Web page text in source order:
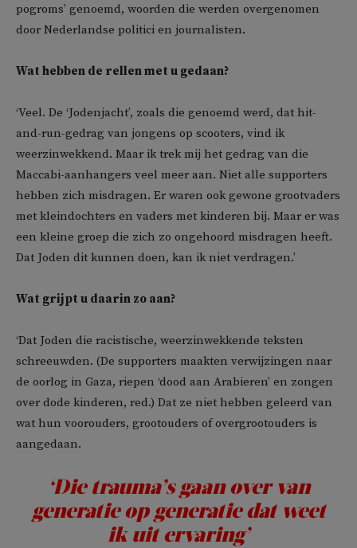
pogroms’ genoemd, woorden die werden overgenomen
door Nederlandse politici en journalisten.
Wat hebben de rellen met u gedaan?
‘Veel. De ‘Jodenjacht’, zoals die genoemd werd, dat hit-
and-run-gedrag van jongens op scooters, vind ik
weerzinwekkend. Maar ik trek mij het gedrag van die
Maccabi-aanhangers veel meer aan. Niet alle supporters
hebben zich misdragen. Er waren ook gewone grootvaders
met kleindochters en vaders met kinderen bij. Maar er was
een kleine groep die zich zo ongehoord misdragen heeft.
Dat Joden dit kunnen doen, kan ik niet verdragen.’
Wat grijpt u daarin zo aan?
‘Dat Joden die racistische, weerzinwekkende teksten
schreeuwden. (De supporters maakten verwijzingen naar
de oorlog in Gaza, riepen ‘dood aan Arabieren’ en zongen
over dode kinderen, red.) Dat ze niet hebben geleerd van
wat hun voorouders, grootouders of overgrootouders is
aangedaan.
‘Die trauma’s gaan over van
generatie op generatie dat weet
ik uit ervaring’